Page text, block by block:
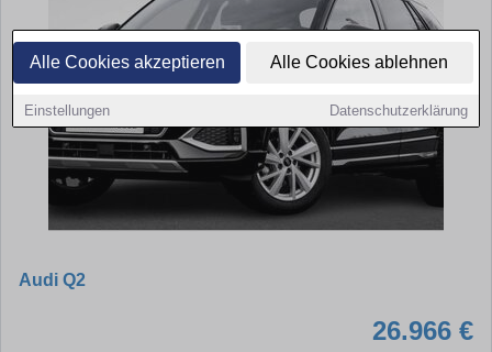
Alle Cookies akzeptieren Alle Cookies ablehnen
Einstellungen Datenschutzerklärung
Audi Q2
26.966 €